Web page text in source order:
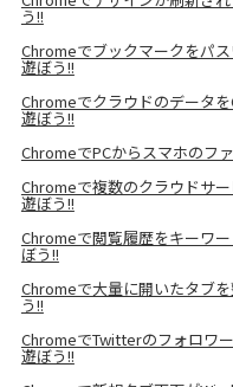
う!!
Chromeでブックマークをパ
遊ぼう!!
Chromeでクラウドのデータ
遊ぼう!!
ChromeでPCからスマホのフ
Chromeで複数のクラウドサ
遊ぼう!!
Chromeで閲覧履歴をキーワ
ぼう!!
Chromeで大量に開いたタブ
う!!
ChromeでTwitterのフォロワ
遊ぼう!!